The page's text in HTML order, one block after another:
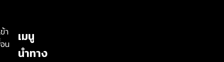
า
น
เมนู
นำทาง